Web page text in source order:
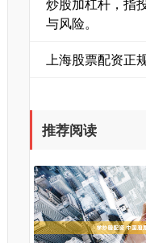
与风险。
上海股票配资正
推荐阅读